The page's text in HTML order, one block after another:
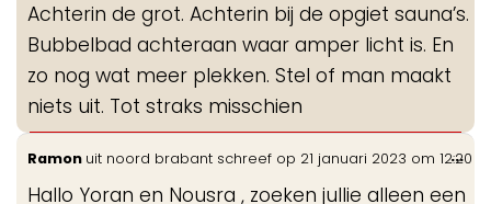
Achterin de grot. Achterin bij de opgiet sauna’s.
Bubbelbad achteraan waar amper licht is. En
zo nog wat meer plekken. Stel of man maakt
niets uit. Tot straks misschien
Ramon uit noord brabant schreef op 21 januari 2023 om 12:20
Hallo Yoran en Nousra , zoeken jullie alleen een
...